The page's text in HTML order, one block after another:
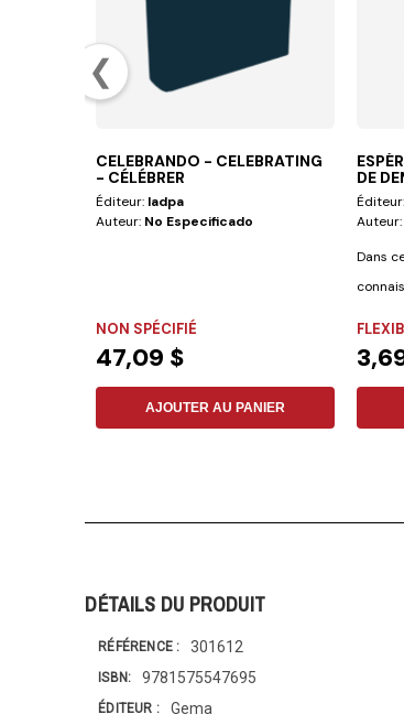
❮
CELEBRANDO - CELEBRATING
- CÉLÉBRER
Éditeur: Iadpa
Auteur: No Especificado
NON SPÉCIFIÉ
47,09 $
AJOUTER AU PANIER
DE
Éditeur:
Auteur:
Dans
DÉTAILS DU PRODUIT
RÉFÉRENCE 301612
ISBN 9781575547695
ÉDITEUR Gema